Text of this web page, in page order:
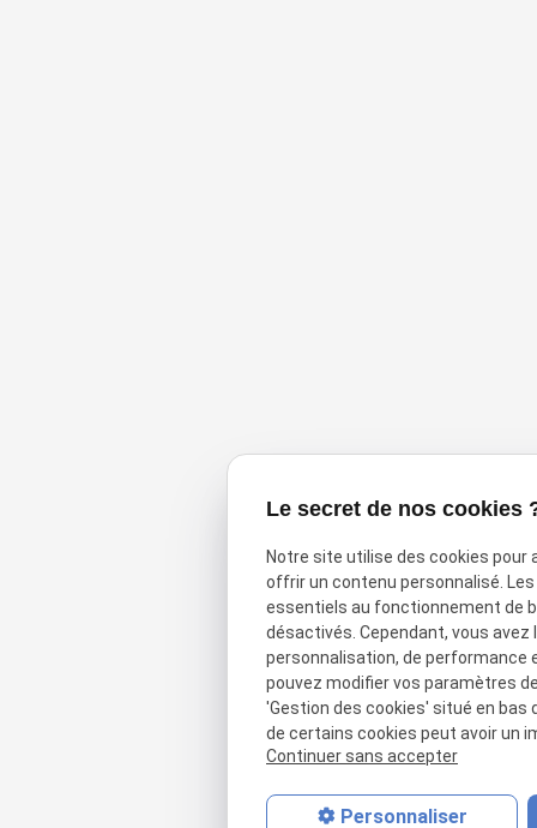
Le secret de nos cookies
Notre site utilise des cookies pour
offrir un contenu personnalisé.
essentiels au fonctionnement de
désactivés. Cependant, vous
personnalisation, de performance
pouvez modifier vos paramètres
'Gestion des cookies' situé en bas
de certains cookies peut avoir un
Continuer sans accepter
Personnaliser